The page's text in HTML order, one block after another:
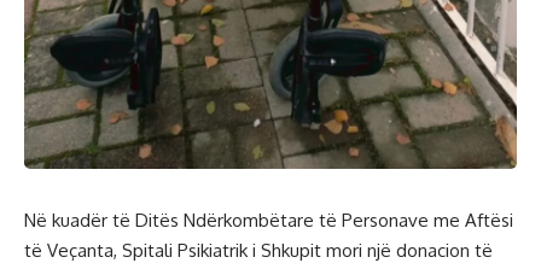
Në kuadër të Ditës Ndërkombëtare të Personave me Aftësi
të Veçanta, Spitali Psikiatrik i Shkupit mori një donacion të